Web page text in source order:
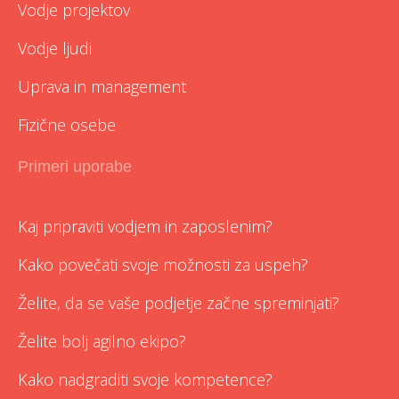
Vodje projektov
Vodje ljudi
Uprava in management
Fizične osebe
Primeri uporabe
Kaj pripraviti vodjem in zaposlenim?
Kako povečati svoje možnosti za uspeh?
Želite, da se vaše podjetje začne spreminjati?
Želite bolj agilno ekipo?
Kako nadgraditi svoje kompetence?